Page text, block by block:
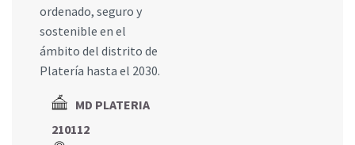
ordenado, seguro y
sostenible en el
ámbito del distrito de
Platería hasta el 2030.
MD PLATERIA
210112